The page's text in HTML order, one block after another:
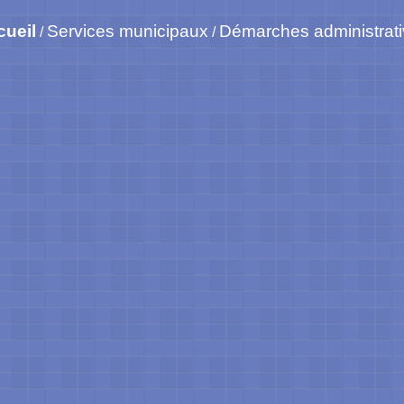
/ Services municipaux / Démarches